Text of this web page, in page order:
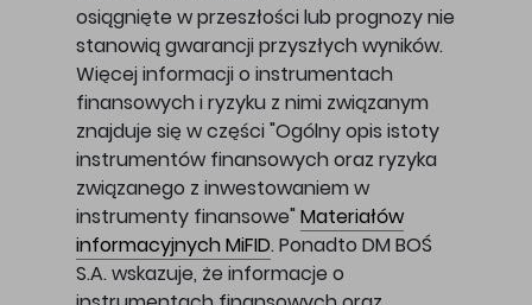
osiągnięte w przeszłości lub prognozy nie
stanowią gwarancji przyszłych wyników.
Więcej informacji o instrumentach
finansowych i ryzyku z nimi związanym
znajduje się w części "Ogólny opis istoty
instrumentów finansowych oraz ryzyka
związanego z inwestowaniem w
instrumenty finansowe" Materiałów
informacyjnych MiFID. Ponadto DM BOŚ
S.A. wskazuje, że informacje o